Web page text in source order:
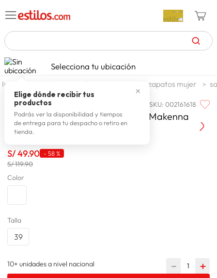
TÉRMINOS MÁS BUSCADOS
1. zapatillas mujer
2. celulares
3. zapatillas hombre
4. moda
6. tv
7.
10. lavadora
Selecciona tu ubicación
✕
Elige dónde recibir tus
productos
Podrás ver la disponibilidad y tiempos
de entrega para tu despacho o retiro en
tienda.
calzado y zapatillas zapatos mujer
ESSENCE SKU:002161618
Sandalias Confort Mujer Essence Makenna
S/49.90 - 58 %
S/ 119.90
Color
Talla
39
10+ unidades a nivel nacional ＋
－